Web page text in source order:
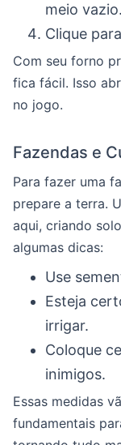
meio vazio.
Clique
Com seu forno
fica fácil. Isso
no jogo.
Fazendas e
Para fazer uma
prepare a terra.
aqui, criando
algumas dicas:
Use
Esteja
irrigar.
Coloque
inimigos.
Essas medidas
fundamentais